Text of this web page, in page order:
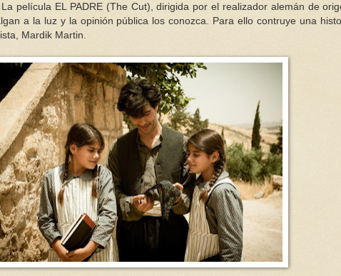
película EL PADRE (The Cut), dirigida por el realizador alemán de
a la luz y la opinión pública los conozca. Para ello contruye una
Mardik Martin.